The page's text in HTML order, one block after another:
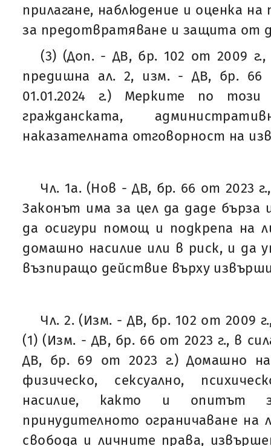
прилагане, наблюдение и оценка
за предотвратяване и защита от
(3) (Доп. - ДВ, бр. 102 от 2009 г.,
предишна ал. 2, изм. - ДВ, бр.
01.01.2024 г.) Мерките по
гражданската,
наказателната отговорност на
Чл. 1а. (Нов - ДВ, бр. 66 от 2023
Законът има за цел да даде
да осигури помощ и подкрепа на
домашно насилие или в риск, и да
възпиращо действие върху
Чл. 2. (Изм. - ДВ, бр. 102 от 2009
(1) (Изм. - ДВ, бр. 66 от 2023 г., в
ДВ, бр. 69 от 2023 г.) Домашно
физическо, сексуално,
насилие, както и опитът
принудителното ограничаване на
свобода и личните права,